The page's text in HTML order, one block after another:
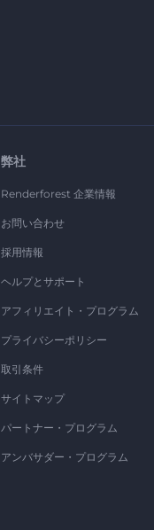
弊社
Renderforest 企業情報
お問い合わせ
採用情報
ヘルプとサポート
アフィリエイト・プログラム
プライバシーポリシー
取引条件
サイトマップ
パートナー・プログラム
アンバサダー・プログラム